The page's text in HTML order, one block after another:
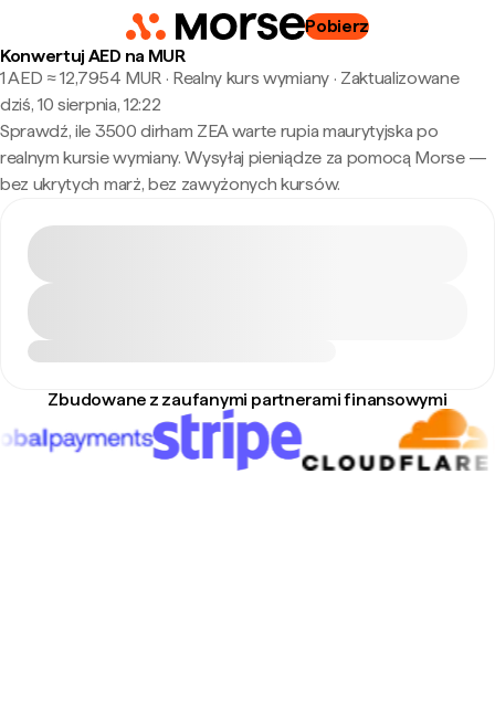
Pobierz
Konwertuj AED na MUR
1 AED ≈ 12,7954 MUR · Realny kurs wymiany· Zaktualizowane
dziś, 10 sierpnia, 12:22
Sprawdź, ile 3500 dirham ZEA warte rupia maurytyjska po
realnym kursie wymiany. Wysyłaj pieniądze za pomocą Morse —
bez ukrytych marż, bez zawyżonych kursów.
Zbudowane z zaufanymi partnerami finansowymi